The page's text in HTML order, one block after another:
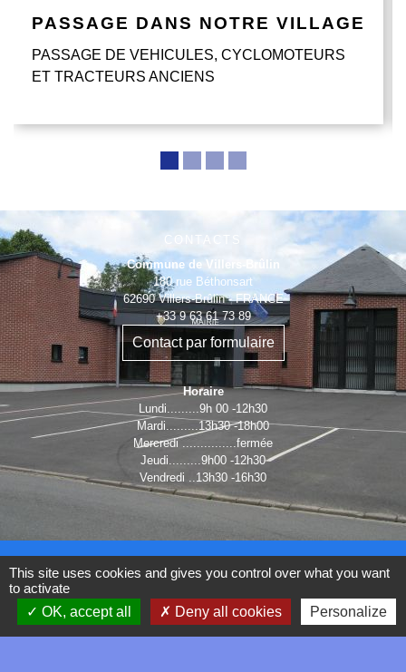
PASSAGE DANS NOTRE VILLAGE
PASSAGE DE VEHICULES, CYCLOMOTEURS
ET TRACTEURS ANCIENS
CONTACTS
Commune de Villers-Brûlin
180 rue Béthonsart
62690 Villers-Brûlin - FRANCE
+33 9 63 61 73 89
Contact par formulaire
Horaire
Lundi.........9h 00 -12h30
Mardi.........13h30 -18h00
Mercredi ...............fermée
Jeudi.........9h00 -12h30
Vendredi ..13h30 -16h30
LIENS
This site uses cookies and gives you control over what you want
to activate
OK, accept all
Deny all cookies Personalize